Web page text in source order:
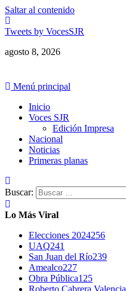
Saltar al contenido
Tweets by VocesSJR
agosto 8, 2026
Menú principal
Inicio
Voces SJR
Edición Impresa
Nacional
Noticias
Primeras planas
Buscar:
Lo Más Viral
Elecciones 2024256
UAQ241
San Juan del Río239
Amealco227
Obra Pública125
Roberto Cabrera Valencia